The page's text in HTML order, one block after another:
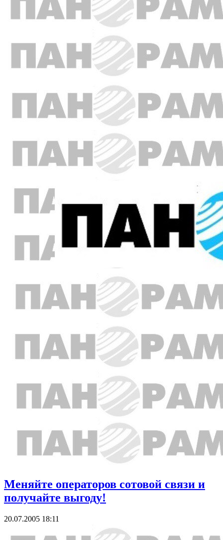
Меняйте операторов сотовой связи и
получайте выгоду!
20.07.2005 18:11